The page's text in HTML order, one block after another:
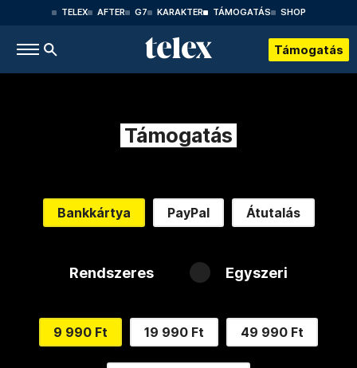
TELEX AFTER G7 KARAKTER TÁMOGATÁS SHOP
Támogatás
Támogatás
Bankkártya PayPal Átutalás
Rendszeres Egyszeri
9 990 Ft 19 990 Ft 49 990 Ft